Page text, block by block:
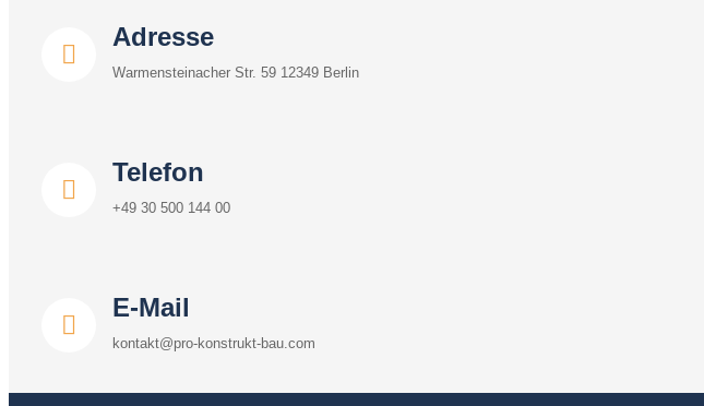
Adresse
Warmensteinacher Str. 59 12349 Berlin
Telefon
+49 30 500 144 00
E-Mail
kontakt@pro-konstrukt-bau.com